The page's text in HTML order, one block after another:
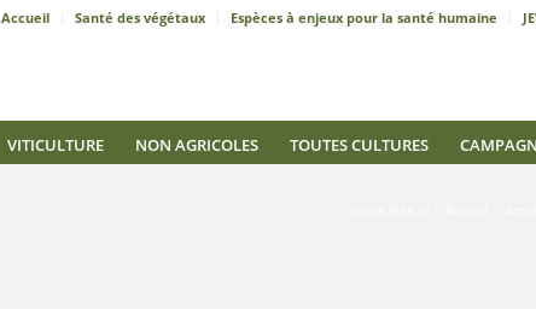
Accueil Santé des végétaux Espèces à enjeux pour la santé humaine
VITICULTURE NON AGRICOLES TOUTES CULTURES